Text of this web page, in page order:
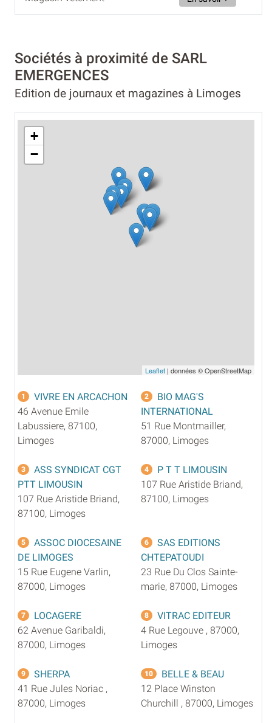
Sociétés à proximité de SARL
EMERGENCES
Edition de journaux et magazines à Limoges
+
−
Leaflet | données © OpenStreetMap
1
VIVRE EN ARCACHON
46 Avenue Emile
Labussiere, 87100,
Limoges
2
BIO MAG'S
INTERNATIONAL
51 Rue Montmailler,
87000, Limoges
3
ASS SYNDICAT CGT
PTT LIMOUSIN
107 Rue Aristide Briand,
87100, Limoges
4
P T T LIMOUSIN
107 Rue Aristide Briand,
87100, Limoges
5
ASSOC DIOCESAINE
DE LIMOGES
15 Rue Eugene Varlin,
87000, Limoges
6
SAS EDITIONS
CHTEPATOUDI
23 Rue Du Clos Sainte-
marie, 87000, Limoges
7
LOCAGERE
62 Avenue Garibaldi,
87000, Limoges
8
VITRAC EDITEUR
4 Rue Legouve , 87000,
Limoges
9
SHERPA
41 Rue Jules Noriac ,
87000, Limoges
10
BELLE & BEAU
12 Place Winston
Churchill , 87000, Limoges